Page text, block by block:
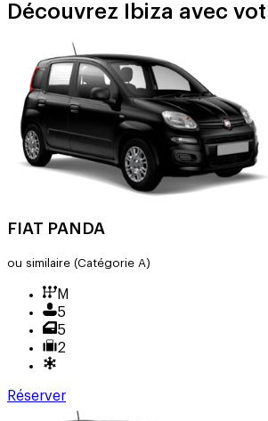
Découvrez Ibiza avec
FIAT PANDA
ou similaire (Catégorie A)
M
5
5
2
Réserver